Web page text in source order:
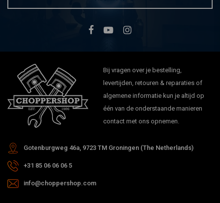
Bij vragen over je bestelling,
levertijden, retouren & reparaties of
algemene informatie kun je altijd op
één van de onderstaande manieren
contact met ons opnemen.
Gotenburgweg 46a, 9723 TM Groningen (The Netherlands)
+31 85 06 06 06 5
info@choppershop.com